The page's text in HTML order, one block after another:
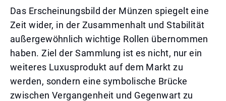
Das Erscheinungsbild der Münzen spiegelt eine
Zeit wider, in der Zusammenhalt und Stabilität
außergewöhnlich wichtige Rollen übernommen
haben. Ziel der Sammlung ist es nicht, nur ein
weiteres Luxusprodukt auf dem Markt zu
werden, sondern eine symbolische Brücke
zwischen Vergangenheit und Gegenwart zu